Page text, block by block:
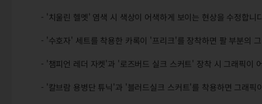
- '치울린 헬멧' 염색 시 색상이 어색하게 보이는 현상을 수정합니
- '수호자' 세트를 착용한 카록이 '프리크'를 장착하면 팔 부분의
- '챔피언 레더 자켓'과 '로즈버드 실크 스커트' 장착 시 그래픽이
- '칼브람 용병단 튜닉'과 '블러드실크 스커트'를 착용하면 그래픽